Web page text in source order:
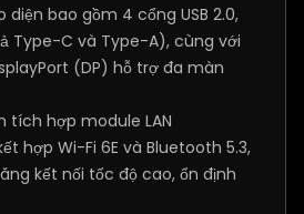
diện bao gồm 4 cổng USB 2.0,
Type-C và Type-A), cùng với
(DP) hỗ trợ đa màn
tích hợp module LAN
kết hợp Wi-Fi 6E và Bluetooth 5.3,
kết nối tốc độ cao, ổn định